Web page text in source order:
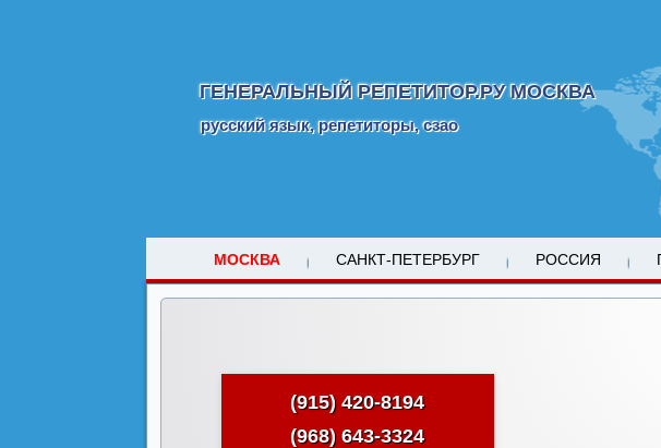
ГЕНЕРАЛЬНЫЙ РЕПЕТИТОР.РУ МОСКВА
русский язык, репетиторы, сзао
МОСКВА САНКТ-ПЕТЕРБУРГ РОССИЯ
(915) 420-8194
(968) 643-3324